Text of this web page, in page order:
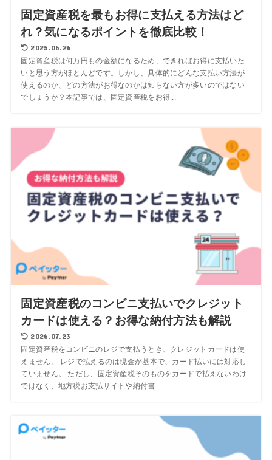
固定資産税を最もお得に支払える方法はど
れ？気になるポイントを徹底比較！
2025.06.26
固定資産税は何万円もの金額になるため、できればお得に支払いた
いと思う方がほとんどです。しかし、具体的にどんな支払い方法が
使えるのか、どの方法がお得なのかは知らない方が多いのではない
でしょうか？本記事では、固定資産税をお得...
固定資産税のコンビニ支払いでクレジット
カードは使える？お得な納付方法も解説
2026.07.23
固定資産税をコンビニのレジで支払うとき、クレジットカードは使
えません。 レジで払えるのは現金が基本で、カード払いには対応し
ていません。 ただし、固定資産税そのものをカードで払えないわけ
ではなく、地方税お支払サイトや納付書...